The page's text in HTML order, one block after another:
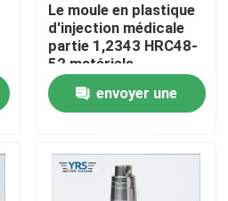
Le moule en plastique
d'injection médicale
partie 1,2343 HRC48-
52 matériels
envoyer une